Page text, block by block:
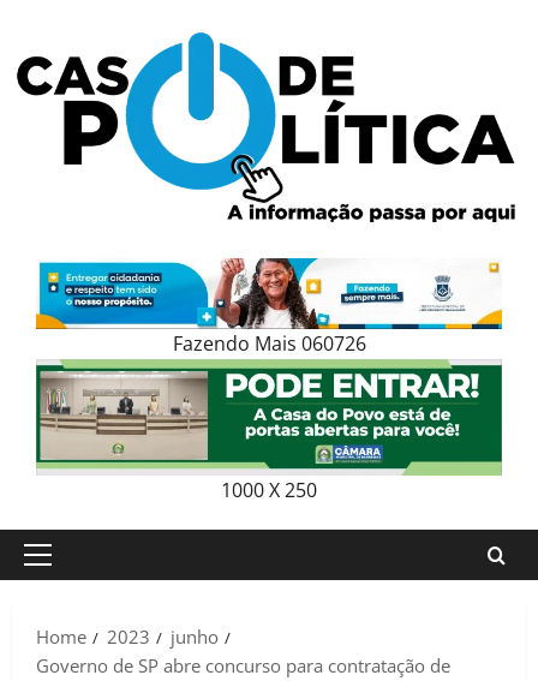
content
Fazendo Mais 060726
1000 X 250
Primary
Home
2023
junho
Governo de SP abre concurso para contratação de